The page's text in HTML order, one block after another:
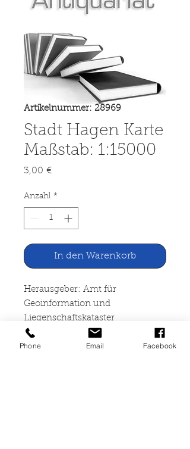
Artikelnummer: 28969
Stadt Hagen Karte
Maßstab: 1:15000
3,00 €Preis
Anzahl *
In den Warenkorb
Herausgeber: Amt für
Geoinformation und
Liegenschaftskataster
Stadt Hagen Karte Maßstab:
Phone Email Facebook